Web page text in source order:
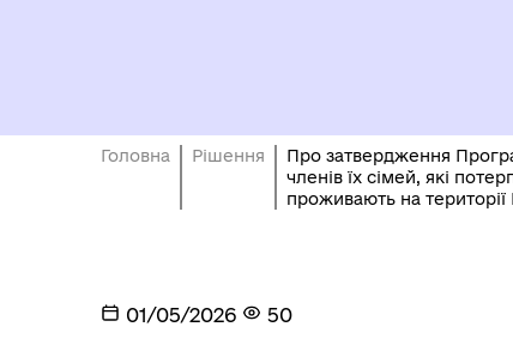
Головна Рішення
Про затвердження
членів їх сімей, які
проживають на території
01/05/2026 50